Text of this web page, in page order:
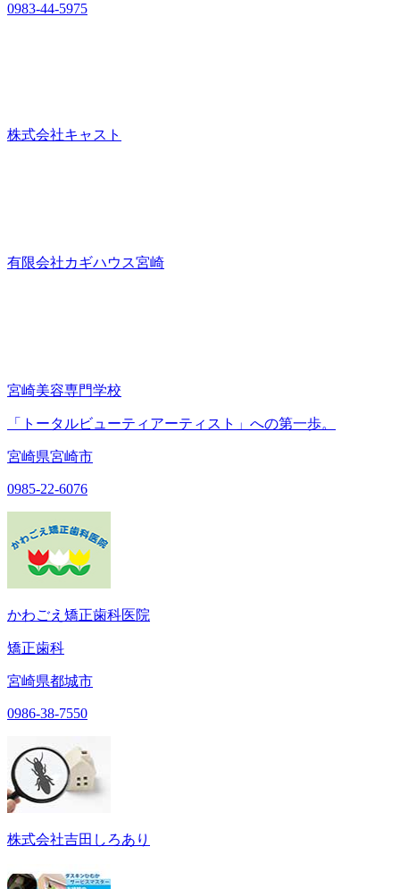
0983-44-5975
株式会社キャスト
有限会社カギハウス宮崎
宮崎美容専門学校
「トータルビューティアーティスト」への第一歩。
宮崎県宮崎市
0985-22-6076
かわごえ矯正歯科医院
矯正歯科
宮崎県都城市
0986-38-7550
株式会社吉田しろあり